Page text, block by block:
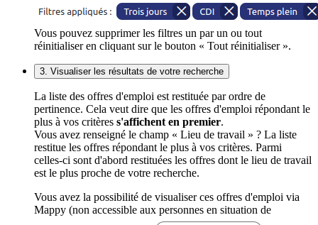
Vous pouvez supprimer les filtres un par un ou tout
réinitialiser en cliquant sur le bouton « Tout réinitialiser ».
3. Visualiser les résultats de votre recherche
La liste des offres d'emploi est restituée par ordre de
pertinence. Cela veut dire que les offres d'emploi répondant le
plus à vos critères s'affichent en premier.
Vous avez renseigné le champ « Lieu de travail » ? La liste
restitue les offres répondant le plus à vos critères. Parmi
celles-ci sont d'abord restituées les offres dont le lieu de travail
est le plus proche de votre recherche.
Vous avez la possibilité de visualiser ces offres d'emploi via
Mappy (non accessible aux personnes en situation de